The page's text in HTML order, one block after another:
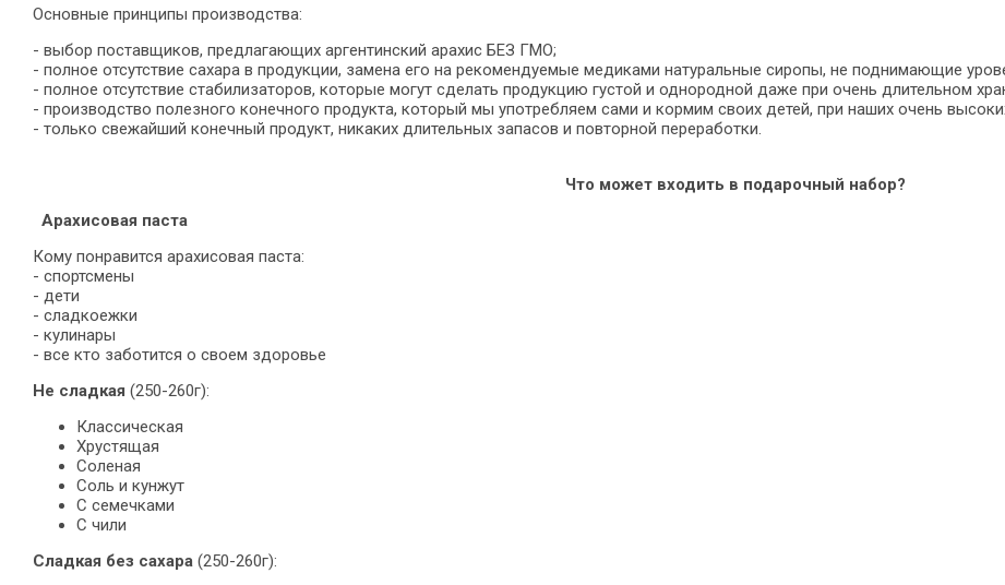
Основные принципы производства:
- выбор поставщиков, предлагающих аргентинский арахис БЕЗ ГМО;
- полное отсутствие сахара в продукции, замена его на рекомендуемые медиками натуральные сиропы, не поднимающие
- полное отсутствие стабилизаторов, которые могут сделать продукцию густой и однородной даже при очень длительном
- производство полезного конечного продукта, который мы употребляем сами и кормим своих детей, при наших очень
- только свежайший конечный продукт, никаких длительных запасов и повторной переработки.
Что может входить в подарочный набор?
Арахисовая паста
Кому понравится арахисовая паста:
- спортсмены
- дети
- сладкоежки
- кулинары
- все кто заботится о своем здоровье
Не сладкая (250-260г):
Классическая
Хрустящая
Соленая
Соль и кунжут
С семечками
С чили
Сладкая без сахара (250-260г):